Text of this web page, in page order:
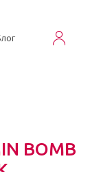
BOMB